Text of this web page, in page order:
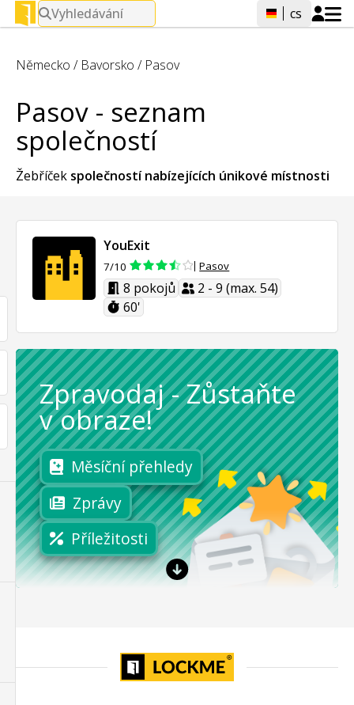
Vyhledávání cs
Německo / Bavorsko / Pasov
Pasov - seznam
společností
Žebříček společností nabízejících únikové místnosti
YouExit
7/10 Pasov
8 pokojů
2 - 9 (max. 54)
60'
Zpravodaj -Zůstaňte
v obraze!
Měsíční přehledy
Zprávy
Příležitosti